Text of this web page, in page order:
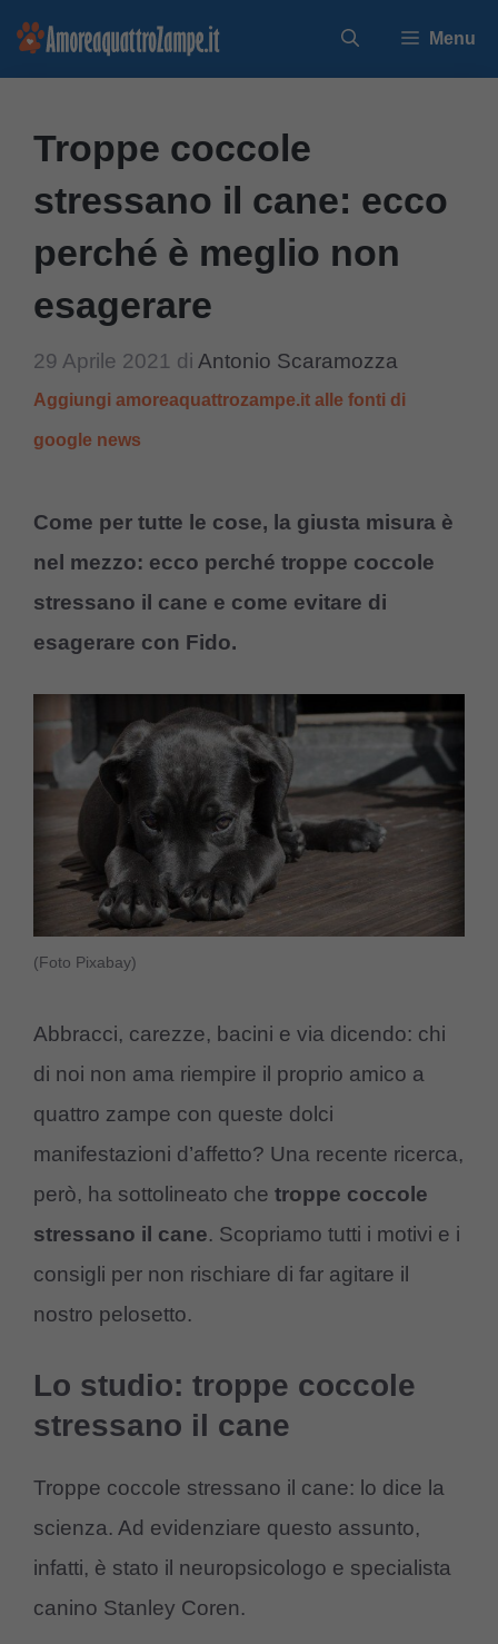
Vai
Menu
Troppe coccole
stressano il cane: ecco
perché è meglio non
esagerare
29 Aprile 2021 di Antonio Scaramozza
Aggiungi amoreaquattrozampe.it alle fonti di
google news
Come per tutte le cose, la giusta misura è
nel mezzo: ecco perché troppe coccole
stressano il cane e come evitare di
esagerare con Fido.
(Foto Pixabay)
Abbracci, carezze, bacini e via dicendo: chi
di noi non ama riempire il proprio amico a
quattro zampe con queste dolci
manifestazioni d’affetto? Una recente ricerca,
però, ha sottolineato che troppe coccole
stressano il cane. Scopriamo tutti i motivi e i
consigli per non rischiare di far agitare il
nostro pelosetto.
Lo studio: troppe coccole
stressano il cane
Troppe coccole stressano il cane: lo dice la
scienza. Ad evidenziare questo assunto,
infatti, è stato il neuropsicologo e specialista
canino Stanley Coren.